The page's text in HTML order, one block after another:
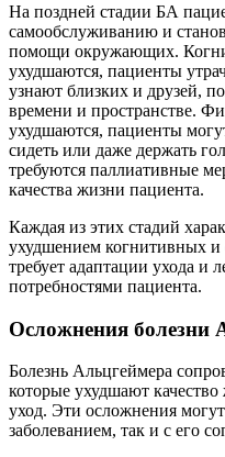
На поздней стадии БА
самообслуживанию и
помощи окружающих.
ухудшаются, пациенты
узнают близких и друзей,
времени и пространстве.
ухудшаются, пациенты
сидеть или даже держать
требуются паллиативные
качества жизни пациента.
Каждая из этих стадий
ухудшением когнитивных и
требует адаптации ухода и
потребностями пациента.
Осложнения болезни
Болезнь Альцгеймера
которые ухудшают
уход. Эти осложнения
заболеванием, так и с его